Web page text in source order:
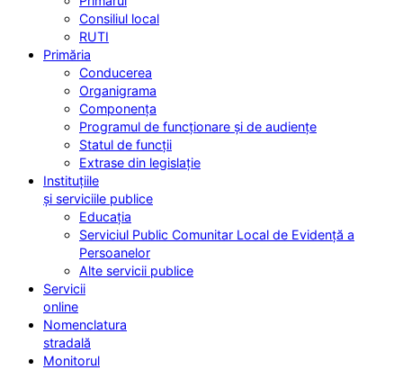
Consiliul local
RUTI
Primăria
Conducerea
Organigrama
Componența
Programul de funcționare și de audiențe
Statul de funcții
Extrase din legislație
Instituțiile
și serviciile publice
Educația
Serviciul Public Comunitar Local de Evidență a
Persoanelor
Alte servicii publice
Servicii
online
Nomenclatura
stradală
Monitorul